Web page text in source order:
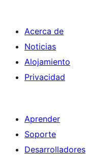
Acerca de
Noticias
Alojamiento
Privacidad
Aprender
Soporte
Desarrolladores